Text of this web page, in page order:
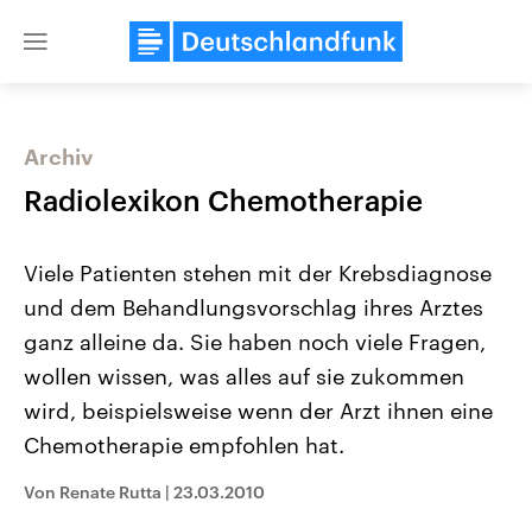
Close
Landtagswahl Sachsen-Anhalt
2026
Alle Informationen
September 2026 einen neuen
USA
Hintergründe
Archiv
Radiolexikon Chemotherapie
Viele Patienten stehen mit der Krebsdiagnose
und dem Behandlungsvorschlag ihres Arztes
ganz alleine da. Sie haben noch viele Fragen,
wollen wissen, was alles auf sie zukommen
wird, beispielsweise wenn der Arzt ihnen eine
Chemotherapie empfohlen hat.
Von Renate Rutta | 23.03.2010